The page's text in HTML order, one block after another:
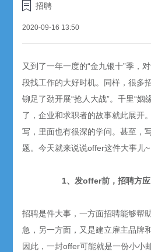
招聘
2020-09-16 13:50
又到了一年一度的“金九银十”季，
段找工作的大好时机。同样，很多
铆足了劲开展“抢人大战”。千里“姻
了，企业和求职者的故事就此展开
写，里面也有很深的学问。甚至，
题。今天就来说说offer这件大事儿~
1、发offer前，招聘方
招聘是件大事，一方面招聘能够帮
急，另一方面，又是建立雇主品牌
因此，一封offer可能就是一份小小